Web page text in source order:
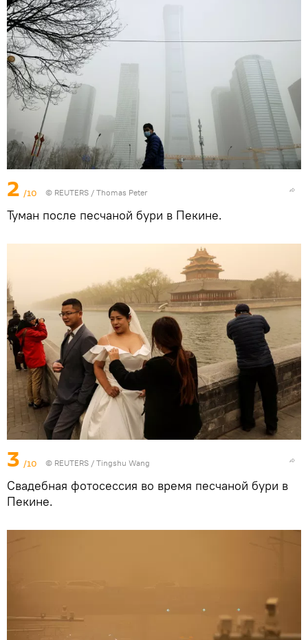
2 /10 © REUTERS / Thomas Peter
Туман после песчаной бури в Пекине.
3 /10 © REUTERS / Tingshu Wang
Свадебная фотосессия во время песчаной бури в
Пекине.